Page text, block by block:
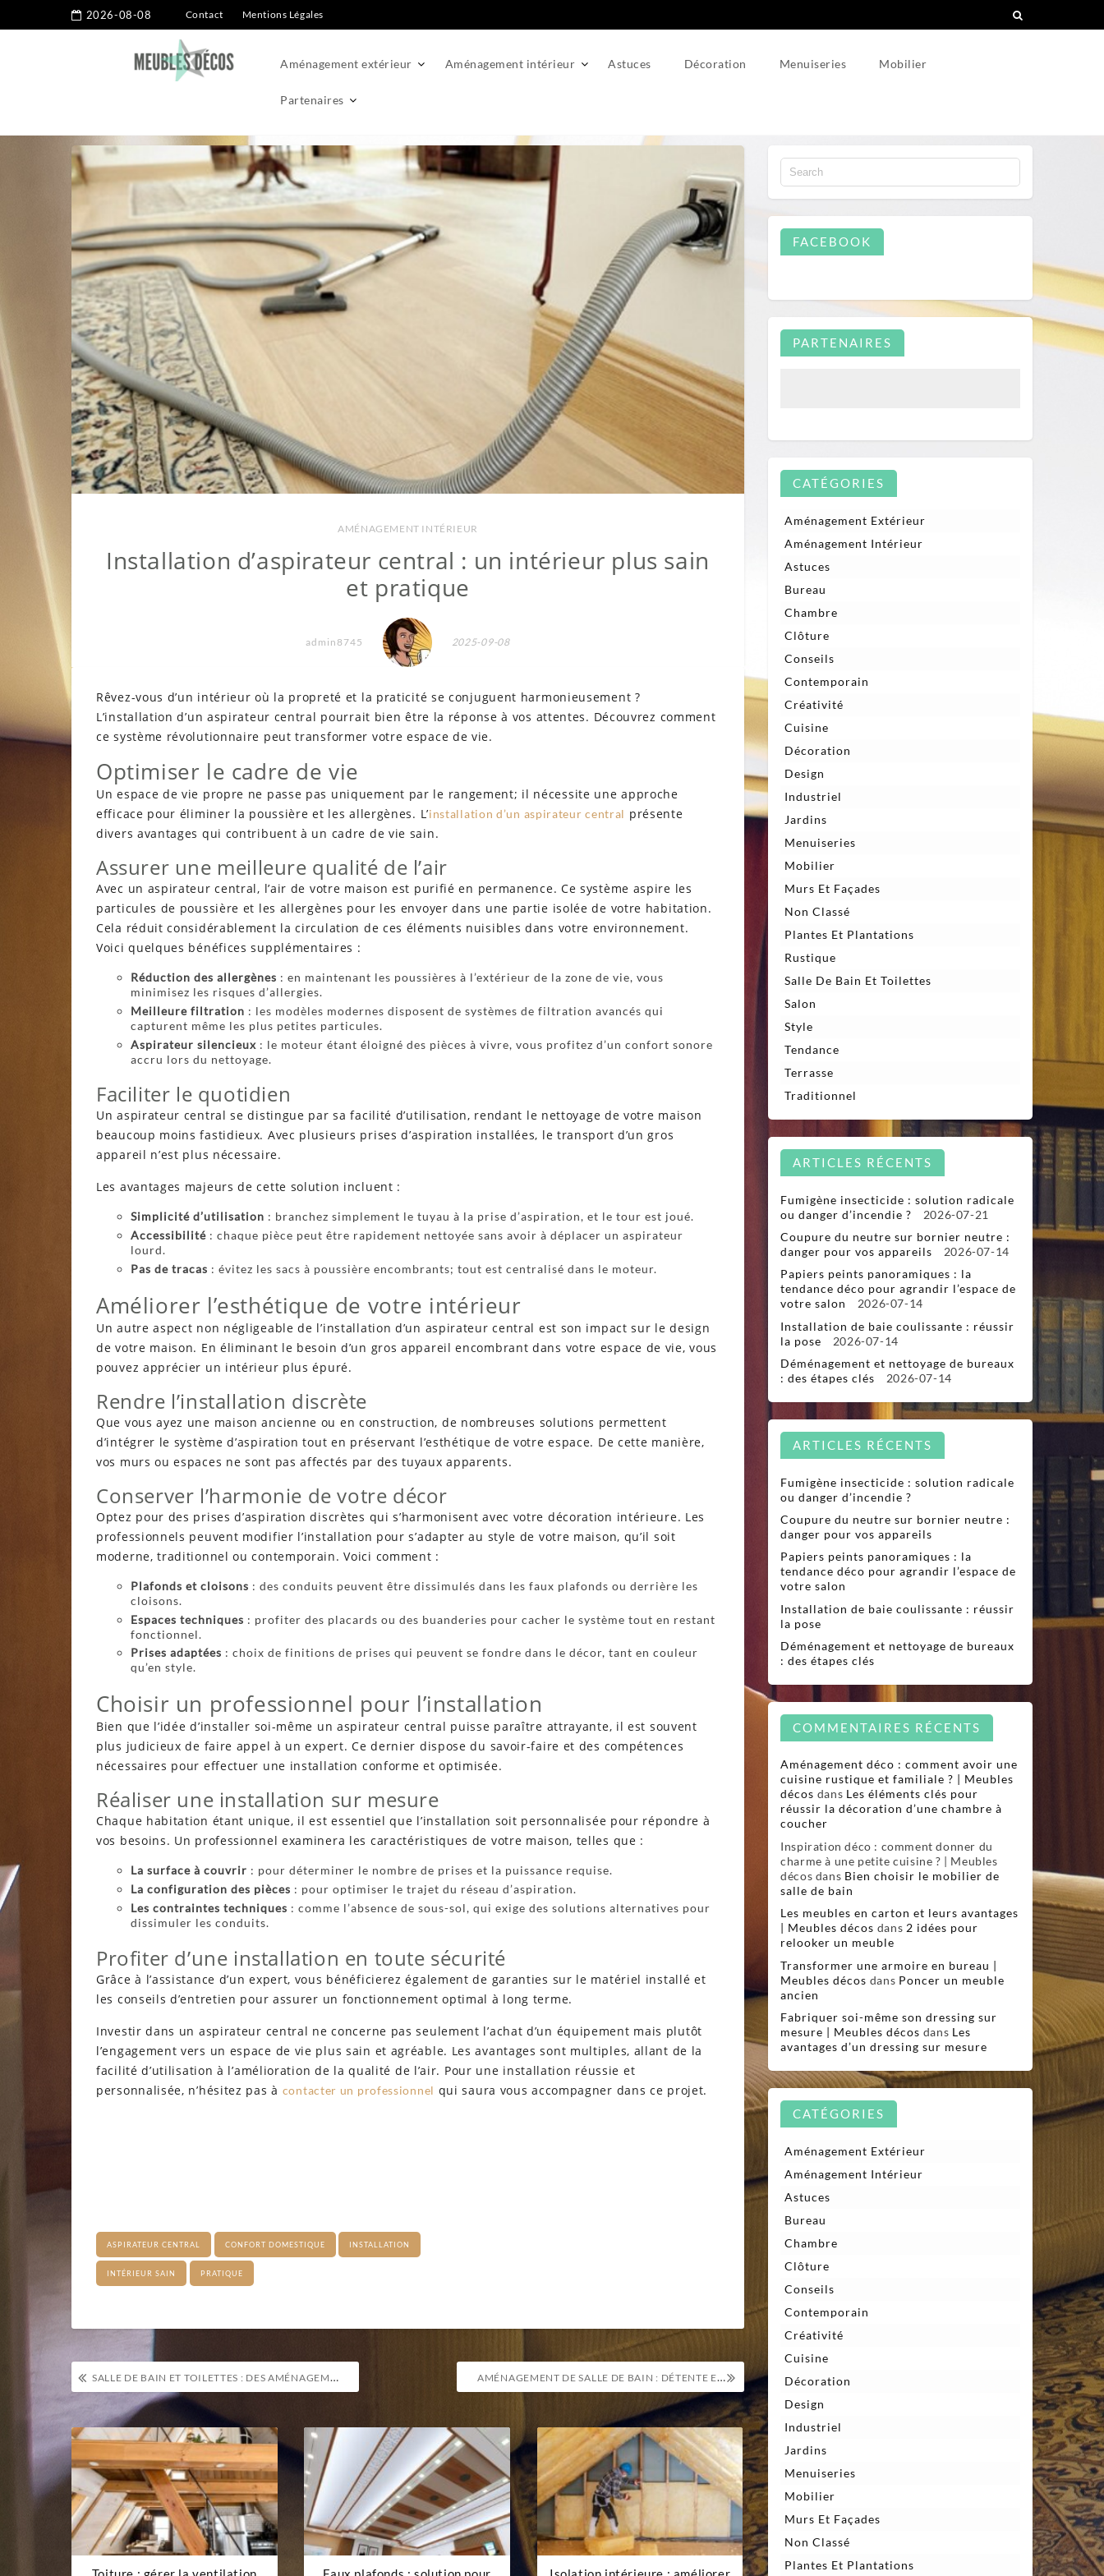
2026-08-08 Contact Mentions Légales
Aménagement extérieur Aménagement intérieur Astuces Décoration Menuiseries Mobilier
Partenaires
AMÉNAGEMENT INTÉRIEUR
Installation d’aspirateur central : un intérieur plus sain
et pratique
admin8745 2025-09-08
Rêvez-vous d’un intérieur où la propreté et la praticité se conjuguent harmonieusement ?
L’installation d’un aspirateur central pourrait bien être la réponse à vos attentes. Découvrez comment
ce système révolutionnaire peut transformer votre espace de vie.
Optimiser le cadre de vie
Un espace de vie propre ne passe pas uniquement par le rangement; il nécessite une approche
efficace pour éliminer la poussière et les allergènes. L’installation d’un aspirateur central présente
divers avantages qui contribuent à un cadre de vie sain.
Assurer une meilleure qualité de l’air
Avec un aspirateur central, l’air de votre maison est purifié en permanence. Ce système aspire les
particules de poussière et les allergènes pour les envoyer dans une partie isolée de votre habitation.
Cela réduit considérablement la circulation de ces éléments nuisibles dans votre environnement.
Voici quelques bénéfices supplémentaires :
Réduction des allergènes : en maintenant les poussières à l’extérieur de la zone de vie, vous
minimisez les risques d’allergies.
Meilleure filtration : les modèles modernes disposent de systèmes de filtration avancés qui
capturent même les plus petites particules.
Aspirateur silencieux : le moteur étant éloigné des pièces à vivre, vous profitez d’un confort sonore
accru lors du nettoyage.
Faciliter le quotidien
Un aspirateur central se distingue par sa facilité d’utilisation, rendant le nettoyage de votre maison
beaucoup moins fastidieux. Avec plusieurs prises d’aspiration installées, le transport d’un gros
appareil n’est plus nécessaire.
Les avantages majeurs de cette solution incluent :
Simplicité d’utilisation : branchez simplement le tuyau à la prise d’aspiration, et le tour est joué.
Accessibilité : chaque pièce peut être rapidement nettoyée sans avoir à déplacer un aspirateur
lourd.
Pas de tracas : évitez les sacs à poussière encombrants; tout est centralisé dans le moteur.
Améliorer l’esthétique de votre intérieur
Un autre aspect non négligeable de l’installation d’un aspirateur central est son impact sur le design
de votre maison. En éliminant le besoin d’un gros appareil encombrant dans votre espace de vie, vous
pouvez apprécier un intérieur plus épuré.
Rendre l’installation discrète
Que vous ayez une maison ancienne ou en construction, de nombreuses solutions permettent
d’intégrer le système d’aspiration tout en préservant l’esthétique de votre espace. De cette manière,
vos murs ou espaces ne sont pas affectés par des tuyaux apparents.
Conserver l’harmonie de votre décor
Optez pour des prises d’aspiration discrètes qui s’harmonisent avec votre décoration intérieure. Les
professionnels peuvent modifier l’installation pour s’adapter au style de votre maison, qu’il soit
moderne, traditionnel ou contemporain. Voici comment :
Plafonds et cloisons : des conduits peuvent être dissimulés dans les faux plafonds ou derrière les
cloisons.
Espaces techniques : profiter des placards ou des buanderies pour cacher le système tout en restant
fonctionnel.
Prises adaptées : choix de finitions de prises qui peuvent se fondre dans le décor, tant en couleur
qu’en style.
Choisir un professionnel pour l’installation
Bien que l’idée d’installer soi-même un aspirateur central puisse paraître attrayante, il est souvent
plus judicieux de faire appel à un expert. Ce dernier dispose du savoir-faire et des compétences
nécessaires pour effectuer une installation conforme et optimisée.
Réaliser une installation sur mesure
Chaque habitation étant unique, il est essentiel que l’installation soit personnalisée pour répondre à
vos besoins. Un professionnel examinera les caractéristiques de votre maison, telles que :
La surface à couvrir : pour déterminer le nombre de prises et la puissance requise.
La configuration des pièces : pour optimiser le trajet du réseau d’aspiration.
Les contraintes techniques : comme l’absence de sous-sol, qui exige des solutions alternatives pour
dissimuler les conduits.
Profiter d’une installation en toute sécurité
Grâce à l’assistance d’un expert, vous bénéficierez également de garanties sur le matériel installé et
les conseils d’entretien pour assurer un fonctionnement optimal à long terme.
Investir dans un aspirateur central ne concerne pas seulement l’achat d’un équipement mais plutôt
l’engagement vers un espace de vie plus sain et agréable. Les avantages sont multiples, allant de la
facilité d’utilisation à l’amélioration de la qualité de l’air. Pour une installation réussie et
personnalisée, n’hésitez pas à contacter un professionnel qui saura vous accompagner dans ce projet.
ASPIRATEUR CENTRAL CONFORT DOMESTIQUE INSTALLATION
INTÉRIEUR SAIN PRATIQUE
Navigation
de
l’article
SALLE DE BAIN ET TOILETTES : DES AMÉNAGEMENTS ADAPTÉS À VOS BESOINS AMÉNAGEMENT DE SALLE DE BAIN : DÉTENTE ET ÉLÉGANCE DANS VOTRE INTÉRIEUR
FACEBOOK
PARTENAIRES
CATÉGORIES
Aménagement Extérieur
Aménagement Intérieur
Astuces
Bureau
Chambre
Clôture
Conseils
Contemporain
Créativité
Cuisine
Décoration
Design
Industriel
Jardins
Menuiseries
Mobilier
Murs Et Façades
Non Classé
Plantes Et Plantations
Rustique
Salle De Bain Et Toilettes
Salon
Style
Tendance
Terrasse
Traditionnel
ARTICLES RÉCENTS
Fumigène insecticide : solution radicale
ou danger d’incendie ?
2026-07-21
Coupure du neutre sur bornier neutre :
danger pour vos appareils
2026-07-14
Papiers peints panoramiques : la
tendance déco pour agrandir l’espace de
votre salon
2026-07-14
Installation de baie coulissante : réussir
la pose
2026-07-14
Déménagement et nettoyage de bureaux
: des étapes clés
2026-07-14
ARTICLES RÉCENTS
Fumigène insecticide : solution radicale
ou danger d’incendie ?
Coupure du neutre sur bornier neutre :
danger pour vos appareils
Papiers peints panoramiques : la
tendance déco pour agrandir l’espace de
votre salon
Installation de baie coulissante : réussir
la pose
Déménagement et nettoyage de bureaux
: des étapes clés
COMMENTAIRES RÉCENTS
Aménagement déco : comment avoir une
cuisine rustique et familiale ? | Meubles
décos dans Les éléments clés pour
réussir la décoration d’une chambre à
coucher
Inspiration déco : comment donner du
charme à une petite cuisine ? | Meubles
décos dans Bien choisir le mobilier de
salle de bain
Les meubles en carton et leurs avantages
| Meubles décos dans 2 idées pour
relooker un meuble
Transformer une armoire en bureau |
Meubles décos dans Poncer un meuble
ancien
Fabriquer soi-même son dressing sur
mesure | Meubles décos dans Les
avantages d’un dressing sur mesure
CATÉGORIES
Aménagement Extérieur
Aménagement Intérieur
Astuces
Bureau
Chambre
Clôture
Conseils
Contemporain
Créativité
Cuisine
Décoration
Design
Industriel
Jardins
Menuiseries
Mobilier
Murs Et Façades
Non Classé
Plantes Et Plantations